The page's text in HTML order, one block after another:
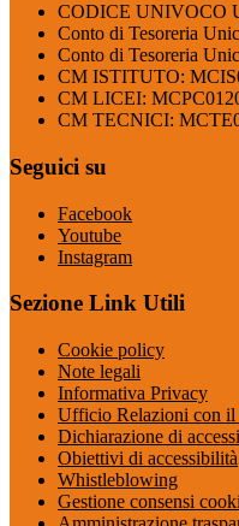
CODICE UNIVOCO
Conto di Tesoreria
Conto di Tesoreria
CM ISTITUTO:
CM LICEI:
CM TECNICI:
Seguici su
Facebook
Youtube
Instagram
Sezione Link Utili
Cookie policy
Note legali
Informativa Privacy
Ufficio Relazioni con il
Dichiarazione di
Obiettivi di accessibilità
Whistleblowing
Gestione consensi